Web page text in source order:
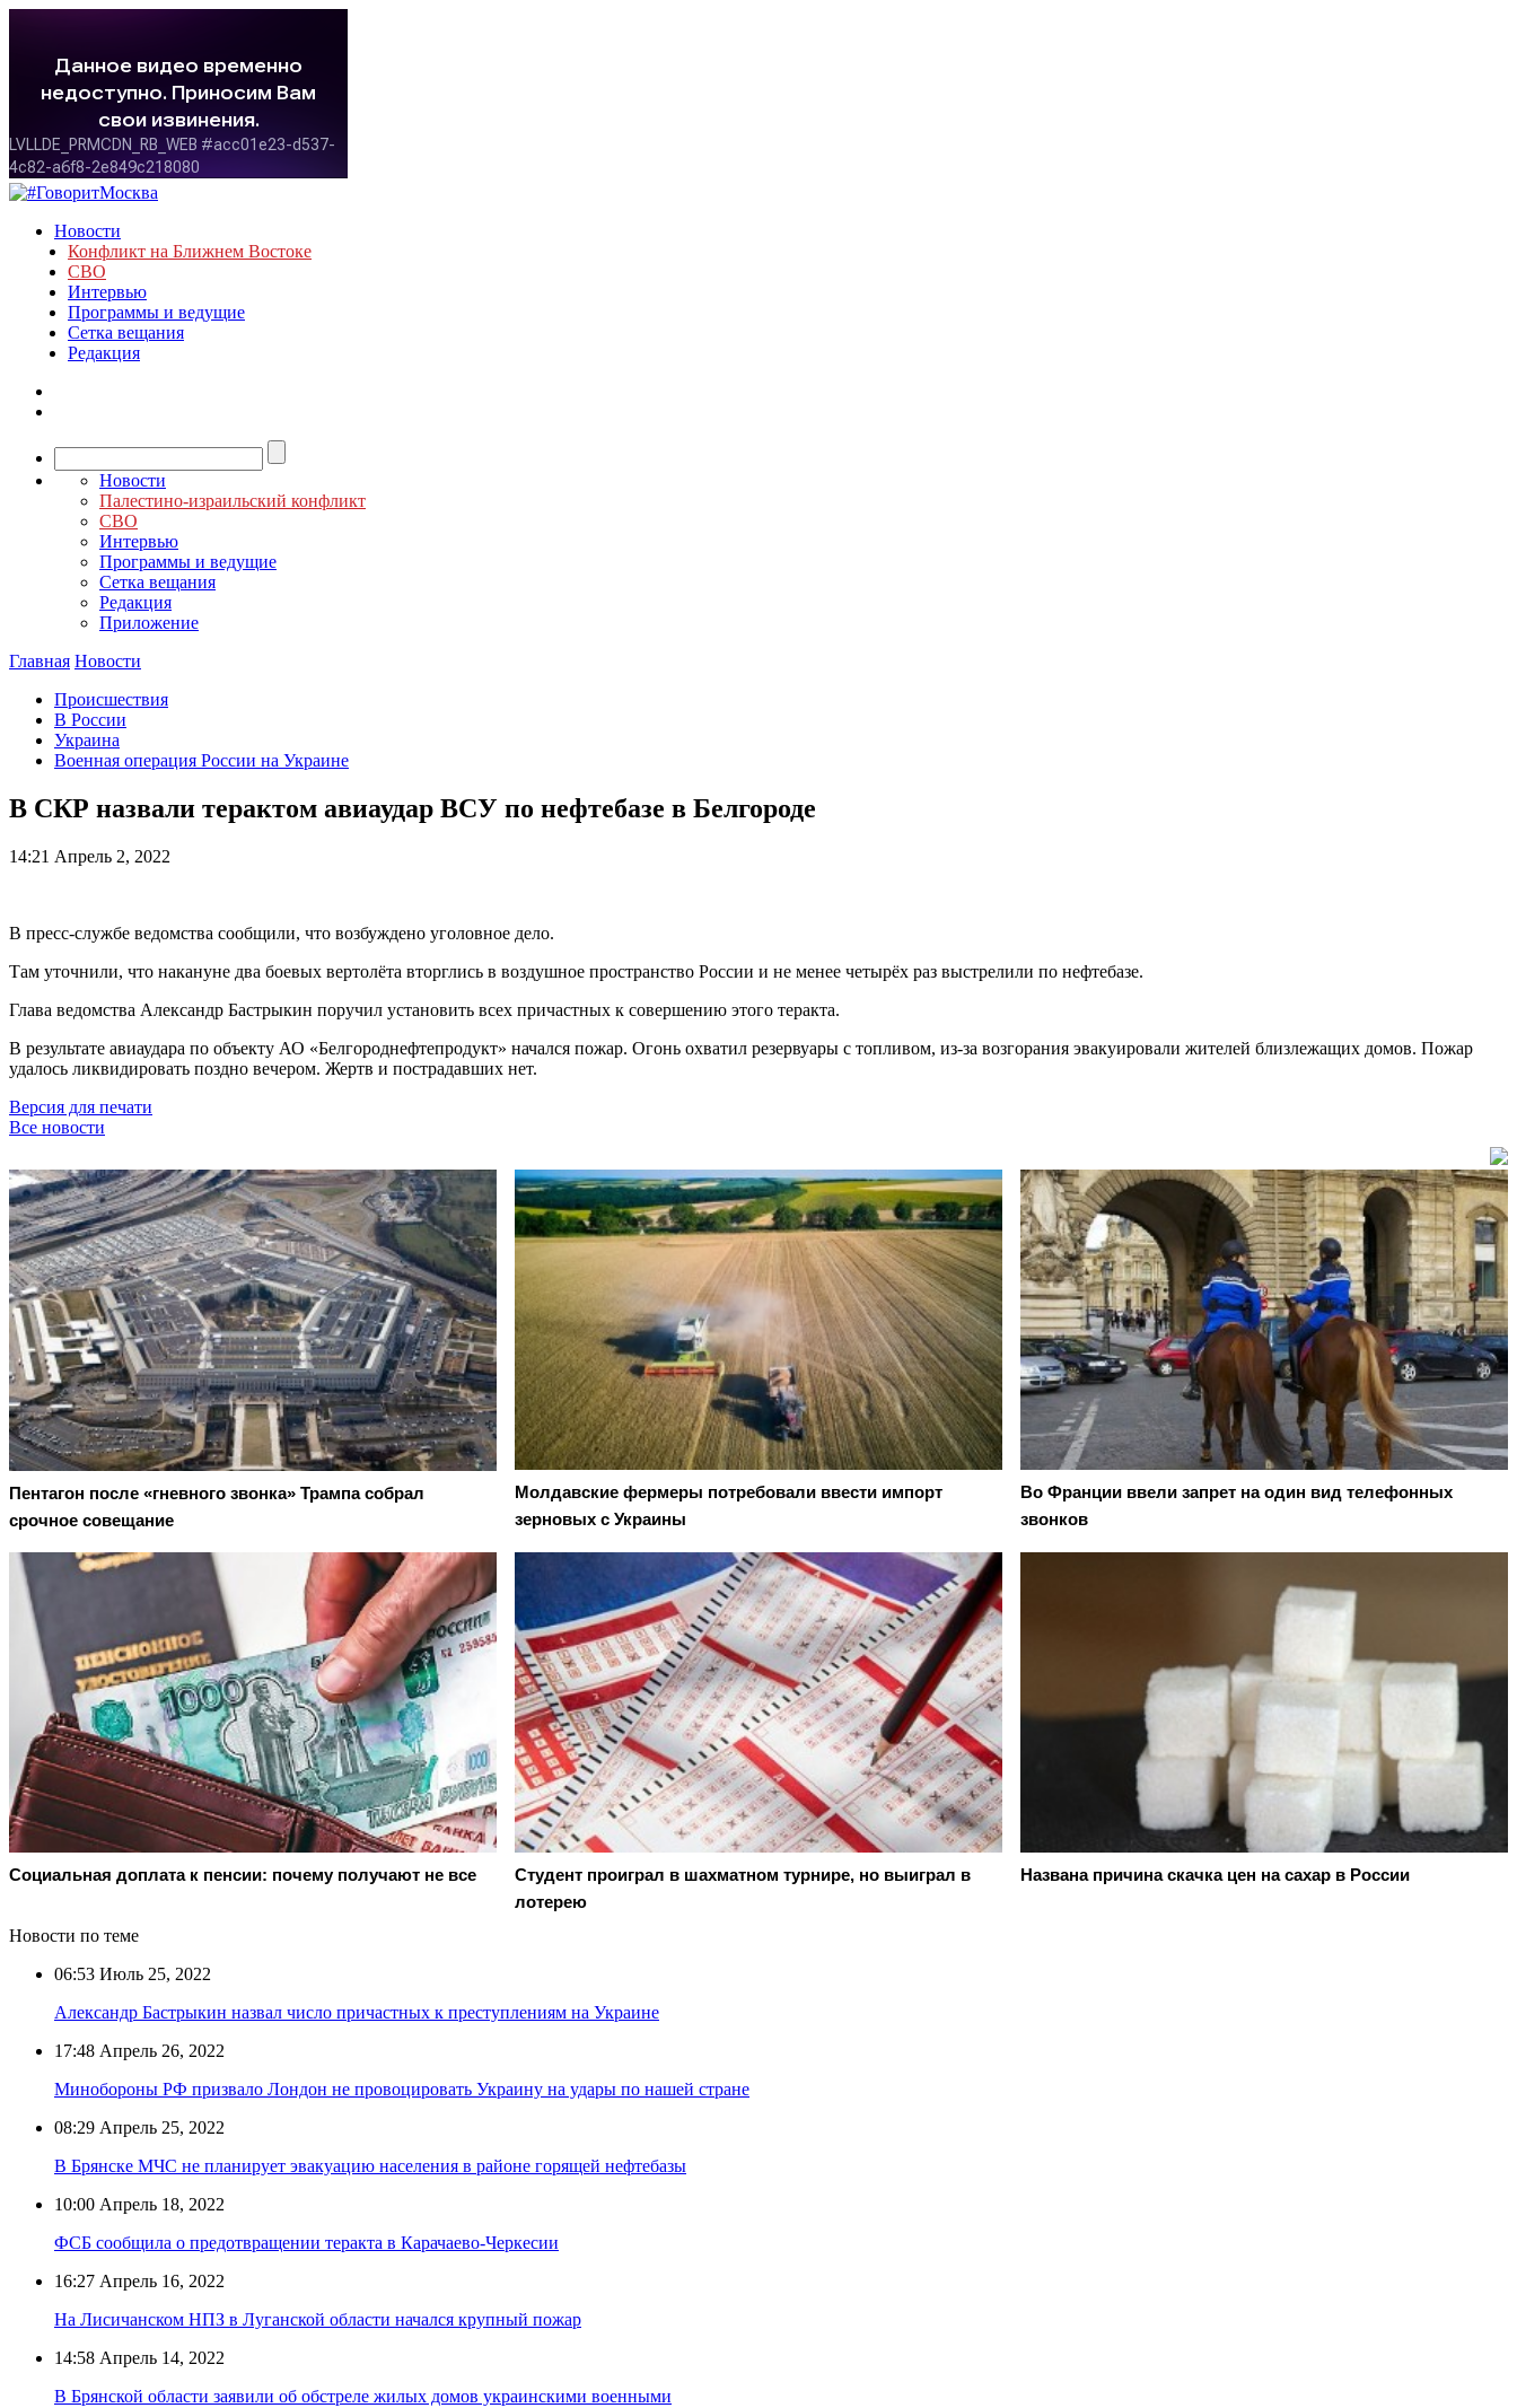
Новости
Конфликт на Ближнем Востоке
СВО
Интервью
Программы и ведущие
Сетка вещания
Редакция
Новости
Палестино-израильский конфликт
СВО
Интервью
Программы и ведущие
Сетка вещания
Редакция
Приложение
Главная Новости
Происшествия
В России
Украина
Военная операция России на Украине
В СКР назвали терактом авиаудар ВСУ по нефтебазе в Белгороде
14:21 Апрель 2, 2022
В пресс-службе ведомства сообщили, что возбуждено уголовное дело.
Там уточнили, что накануне два боевых вертолёта вторглись в воздушное пространство России и не менее четырёх раз выстрелили по нефтебазе.
Глава ведомства Александр Бастрыкин поручил установить всех причастных к совершению этого теракта.
В результате авиаудара по объекту АО «Белгороднефтепродукт» начался пожар. Огонь охватил резервуары с топливом, из-за возгорания эвакуировали жителей близлежащих домов. Пожар
удалось ликвидировать поздно вечером. Жертв и пострадавших нет.
Версия для печати
Все новости
Пентагон после «гневного звонка» Трампа собрал
срочное совещание
Молдавские фермеры потребовали ввести импорт
зерновых с Украины
Во Франции ввели запрет на один вид телефонных
звонков
Социальная доплата к пенсии: почему получают не все
Студент проиграл в шахматном турнире, но выиграл в
лотерею
Названа причина скачка цен на сахар в России
Новости по теме
06:53 Июль 25, 2022
Александр Бастрыкин назвал число причастных к преступлениям на Украине
17:48 Апрель 26, 2022
Минобороны РФ призвало Лондон не провоцировать Украину на удары по нашей стране
08:29 Апрель 25, 2022
В Брянске МЧС не планирует эвакуацию населения в районе горящей нефтебазы
10:00 Апрель 18, 2022
ФСБ сообщила о предотвращении теракта в Карачаево-Черкесии
16:27 Апрель 16, 2022
На Лисичанском НПЗ в Луганской области начался крупный пожар
14:58 Апрель 14, 2022
В Брянской области заявили об обстреле жилых домов украинскими военными